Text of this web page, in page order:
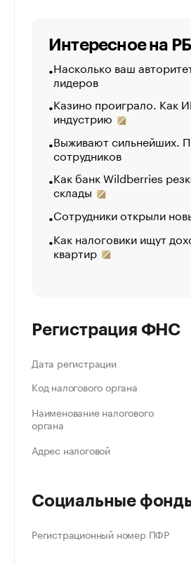
Интересное на
Насколько ваш
лидеров
Казино проиграло. Как
индустрию
Выживают сильнейших.
сотрудников
Как банк Wildberries
склады
Сотрудники открыли
Как налоговики ищут
квартир
Регистрация ФНС
Дата регистрации
Код налогового органа
Наименование налогового
органа
Адрес налоговой
Социальные
Регистрационный номер ПФР